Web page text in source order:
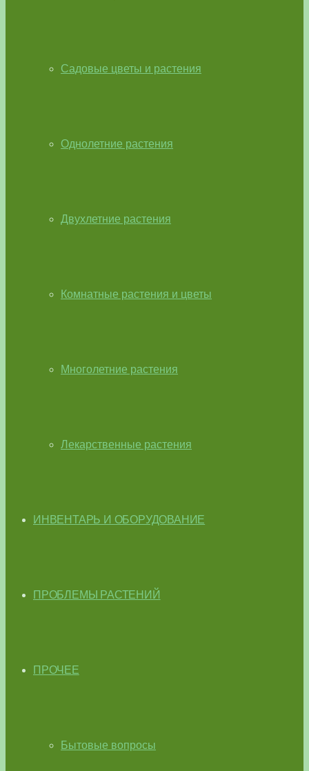
Садовые цветы и растения
Однолетние растения
Двухлетние растения
Комнатные растения и цветы
Многолетние растения
Лекарственные растения
ИНВЕНТАРЬ И ОБОРУДОВАНИЕ
ПРОБЛЕМЫ РАСТЕНИЙ
ПРОЧЕЕ
Бытовые вопросы